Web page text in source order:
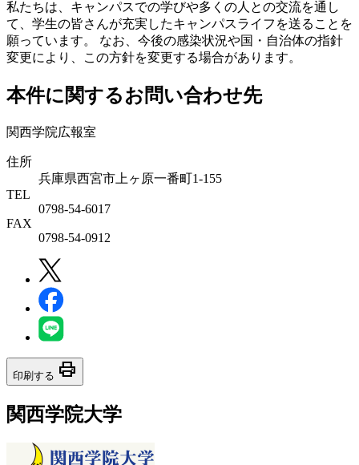
私たちは、キャンパスでの学びや多くの人との交流を通し
て、学生の皆さんが充実したキャンパスライフを送ることを
願っています。 なお、今後の感染状況や国・自治体の指針
変更により、この方針を変更する場合があります。
本件に関するお問い合わせ先
関西学院広報室
住所
兵庫県西宮市上ヶ原一番町1-155
TEL
0798-54-6017
FAX
0798-54-0912
印刷する print
関西学院大学